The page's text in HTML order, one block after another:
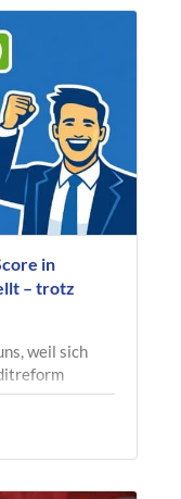
in
– trotz
weil sich
hatte.
im…